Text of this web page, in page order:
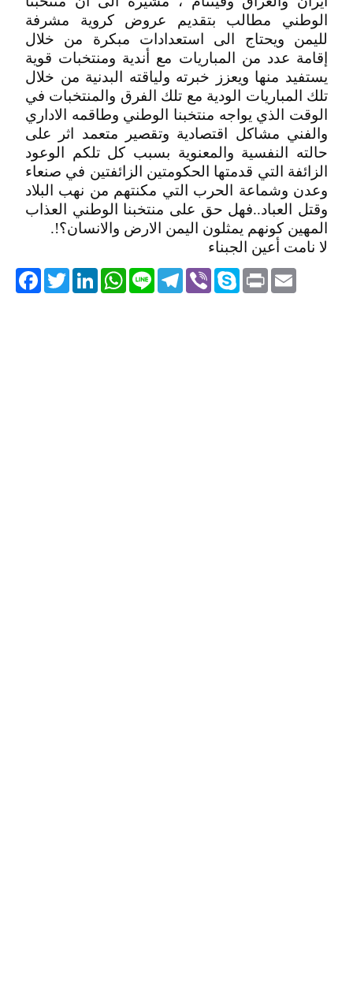
الوطني مطالب بتقديم عروض كروية مشرفة
لليمن ويحتاج الى استعدادات مبكرة من خلال
إقامة عدد من المباريات مع أندية ومنتخبات قوية
يستفيد منها ويعزز خبرته ولياقته البدنية من خلال
تلك المباريات الودية مع تلك الفرق والمنتخبات في
الوقت الذي يواجه منتخبنا الوطني وطاقمه الاداري
والفني مشاكل اقتصادية وتقصير متعمد اثر على
حالته النفسية والمعنوية بسبب كل تلكم الوعود
الزائفة التي قدمتها الحكومتين الزائفتين في صنعاء
وعدن وشماعة الحرب التي مكنتهم من نهب البلاد
وقتل العباد..فهل حق على منتخبنا الوطني العذاب
المهين كونهم يمثلون اليمن الارض والانسان؟!.
لا نامت أعين الجبناء
TwitterLinkedIn
WhatsApp Line
Telegram ViberSkype PrintEmail